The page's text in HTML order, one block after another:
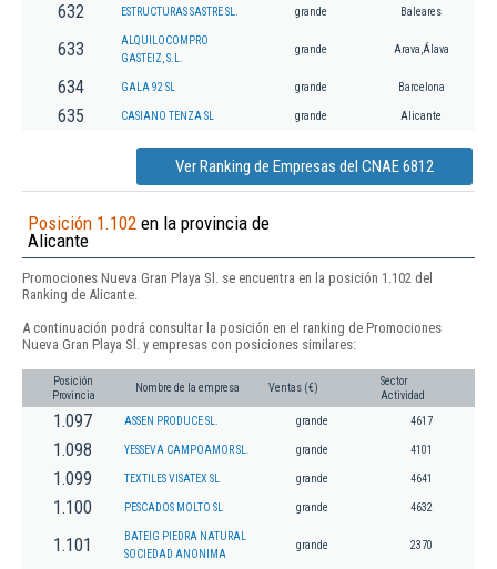
632 ESTRUCTURAS SASTRE SL. grande Baleares
633
ALQUILOCOMPRO
GASTEIZ, S.L.
grande Arava,Álava
634 GALA 92 SL grande Barcelona
635 CASIANO TENZA SL grande Alicante
Ver Ranking de Empresas del CNAE 6812
Posición 1.102 en la provincia de
Alicante
Promociones Nueva Gran Playa Sl. se encuentra en la posición 1.102 del
Ranking de Alicante.
A continuación podrá consultar la posición en el ranking de Promociones
Nueva Gran Playa Sl. y empresas con posiciones similares:
Posición
Provincia
Nombre de la empresa Ventas (€)
Sector
Actividad
1.097 ASSEN PRODUCE SL. grande 4617
1.098 YESSEVA CAMPOAMOR SL. grande 4101
1.099 TEXTILES VISATEX SL grande 4641
1.100 PESCADOS MOLTO SL grande 4632
1.101
BATEIG PIEDRA NATURAL
SOCIEDAD ANONIMA
grande 2370